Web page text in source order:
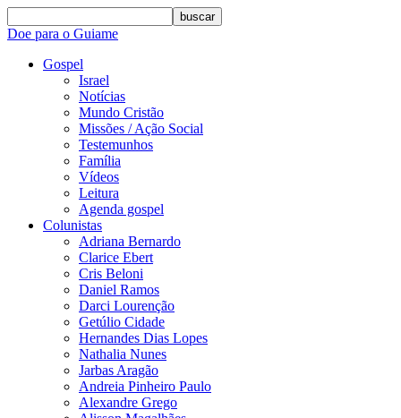
buscar
Doe para o Guiame
Gospel
Israel
Notícias
Mundo Cristão
Missões / Ação Social
Testemunhos
Família
Vídeos
Leitura
Agenda gospel
Colunistas
Adriana Bernardo
Clarice Ebert
Cris Beloni
Daniel Ramos
Darci Lourenção
Getúlio Cidade
Hernandes Dias Lopes
Nathalia Nunes
Jarbas Aragão
Andreia Pinheiro Paulo
Alexandre Grego